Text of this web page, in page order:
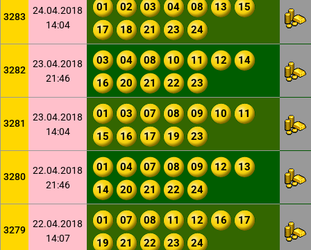
3283
24.04.2018
14:04
01 02 03 04 08 13
15
17
18 21 23 24
3282
23.04.2018
21:46
03 04 08 10 11 12
14
16
20 21 22 23
3281
23.04.2018
14:04
01 03 07 08 09 10
11
15
16 17 19 23
3280
22.04.2018
21:46
01 04 07 08 09 12
13
14
20 21 22 24
3279
22.04.2018
14:07
01 07 08 11 12 16
17
19
21 22 23 24